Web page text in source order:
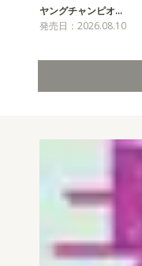
ヤングチャンピオ…
発売日：2026.08.10